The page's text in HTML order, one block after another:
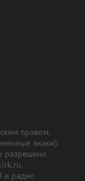
правом,
знаки).
разрешено
и радио